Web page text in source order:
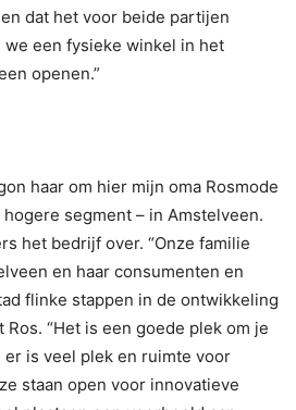
dat het voor beide partijen
een fysieke winkel in het
openen.”
haar om hier mijn oma Rosmode
segment – in Amstelveen.
het bedrijf over. “Onze familie
en haar consumenten en
flinke stappen in de ontwikkeling
Ros. “Het is een goede plek om je
is veel plek en ruimte voor
staan open voor innovatieve